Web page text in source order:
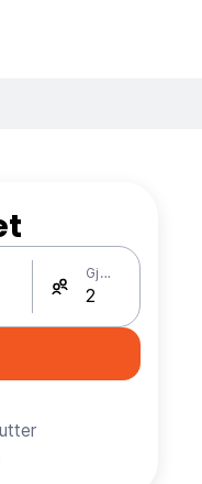
Gjester